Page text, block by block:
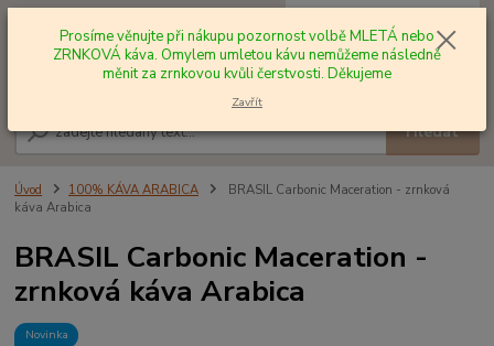
Hledat
+420 602 577 209 za0,00 Kč
Úvod 100% KÁVA ARABICA
BRASIL Carbonic Maceration - zrnková
káva Arabica
BRASIL Carbonic Maceration -
zrnková káva Arabica
Novinka
Prosíme věnujte při nákupu pozornost volbě MLETÁ nebo
ZRNKOVÁ káva. Omylem umletou kávu nemůžeme následně
měnit za zrnkovou kvůli čerstvosti. Děkujeme
Zavřít